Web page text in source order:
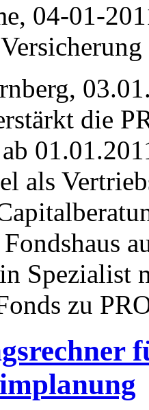
04-01-
die
als
Spezialist
zu